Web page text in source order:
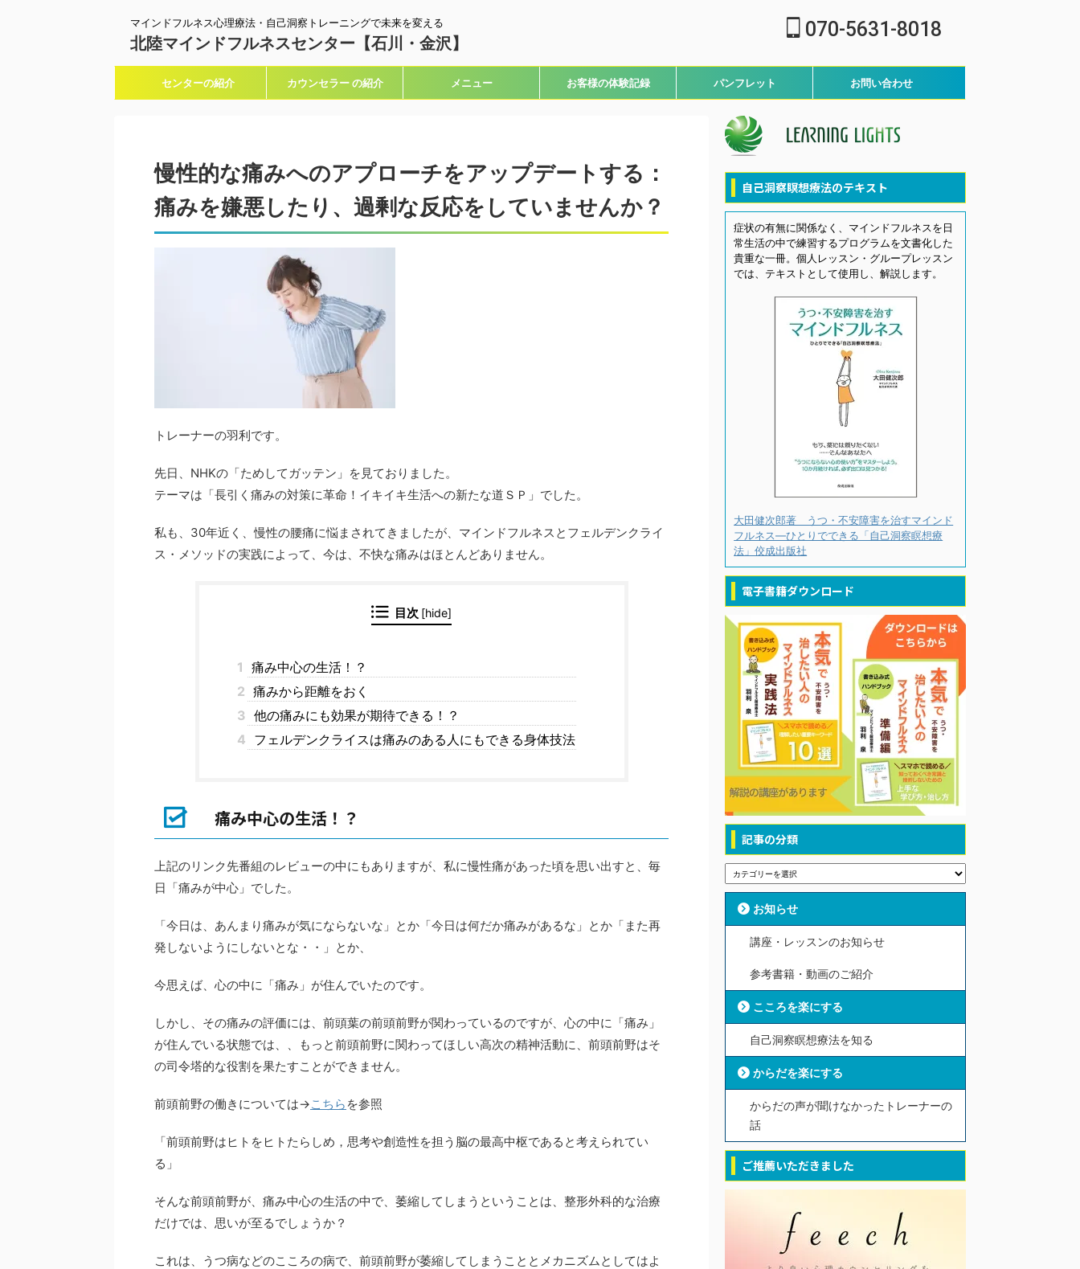
マインドフルネス心理療法・自己洞察トレーニングで未来を変える
北陸マインドフルネスセンター【石川・金沢】
070-5631-8018
センターの紹介 カウンセラー の紹介 メニュー お客様の体験記録 パンフレット お問い合わせ
慢性的な痛みへのアプローチをアップデートする：
痛みを嫌悪したり、過剰な反応をしていませんか？
トレーナーの羽利です。
先日、NHKの「ためしてガッテン」を見ておりました。
テーマは「長引く痛みの対策に革命！イキイキ生活への新たな道ＳＰ」でした。
私も、30年近く、慢性の腰痛に悩まされてきましたが、マインドフルネスとフェルデンクライ
ス・メソッドの実践によって、今は、不快な痛みはほとんどありません。
目次 [hide]
1 痛み中心の生活！？
2 痛みから距離をおく
3 他の痛みにも効果が期待できる！？
4 フェルデンクライスは痛みのある人にもできる身体技法
痛み中心の生活！？
上記のリンク先番組のレビューの中にもありますが、私に慢性痛があった頃を思い出すと、毎
日「痛みが中心」でした。
「今日は、あんまり痛みが気にならないな」とか「今日は何だか痛みがあるな」とか「また再
発しないようにしないとな・・」とか、
今思えば、心の中に「痛み」が住んでいたのです。
しかし、その痛みの評価には、前頭葉の前頭前野が関わっているのですが、心の中に「痛み」
が住んでいる状態では、、もっと前頭前野に関わってほしい高次の精神活動に、前頭前野はそ
の司令塔的な役割を果たすことができません。
前頭前野の働きについては→こちら を参照
「前頭前野はヒトをヒトたらしめ，思考や創造性を担う脳の最高中枢であると考えられてい
る」
そんな前頭前野が、痛み中心の生活の中で、萎縮してしまうということは、整形外科的な治療
だけでは、思いが至るでしょうか？
これは、うつ病などのこころの病で、前頭前野が萎縮してしまうこととメカニズムとしてはよ
自己洞察瞑想療法のテキスト
症状の有無に関係なく、マインドフルネスを日
常生活の中で練習するプログラムを文書化した
貴重な一冊。個人レッスン・グループレッスン
では、テキストとして使用し、解説します。
大田健次郎著 うつ・不安障害を治すマインド
フルネス―ひとりでできる「自己洞察瞑想療
法」佼成出版社
電子書籍ダウンロード
記事の分類
お知らせ
講座・レッスンのお知らせ
参考書籍・動画のご紹介
こころを楽にする
自己洞察瞑想療法を知る
からだを楽にする
からだの声が聞けなかったトレーナーの
話
ご推薦いただきました